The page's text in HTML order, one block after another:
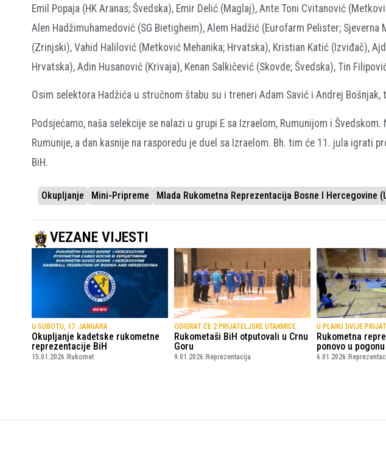
Emil Popaja (HK Aranas; Švedska), Emir Delić (Maglaj), Ante Toni Cvitanović
Alen Hadžimuhamedović (SG Bietigheim), Alem Hadžić (Eurofarm Pelister; Sjeverna
(Zrinjski), Vahid Halilović (Metković Mehanika; Hrvatska), Kristian Katić (Izviđač),
Hrvatska), Adin Husanović (Krivaja), Kenan Salkičević (Skovde; Švedska), Tin
Osim selektora Hadžića u stručnom štabu su i treneri Adam Savić i Andrej
Podsjećamo, naša selekcije se nalazi u grupi E sa Izraelom, Rumunijom i
Rumunije, a dan kasnije na rasporedu je duel sa Izraelom. Bh. tim će 11. jula igrati
BiH.
Okupljanje Mini-Pripreme Mlada Rukometna Reprezentacija Bosne I Hercegovine
VEZANE VIJESTI
U SUBOTU, 17. JANUARA
Okupljanje kadetske rukometne
reprezentacije BiH
15.01.2026. Rukomet
ODIGRAT ĆE 2 PRIJATELJSKE UTAKMICE
Rukometaši BiH otputovali u Crnu
Goru
9.01.2026. Reprezentacija
U PLANU DVIJE
Rukometna
ponovo u pogonu
6.01.2026.